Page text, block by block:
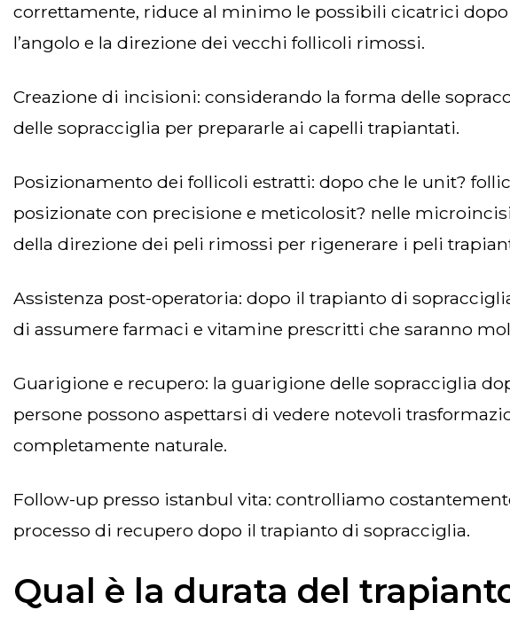
correttamente, riduce al minimo le possibili cicatrici
l’angolo e la direzione dei vecchi follicoli rimossi.
creazione di incisioni: considerando la forma delle sopracciglia desiderata dal paziente, i tecnici creano microincisioni precise nella zona
delle sopracciglia per prepararle ai capelli trapiantati.
posizionamento dei follicoli estratti: dopo che le unit? follicolari sono state rimosse dalla parte posteriore del cuoio capelluto, vengono
posizionate con precisione e meticolosit? nelle
della direzione dei peli rimossi per rigenerare i peli
assistenza post-operatoria: dopo il trapianto di sopracciglia, ai pazienti viene chiesto di seguire alcune linee guida e istruzioni sanitarie o
di assumere farmaci e vitamine prescritti che saranno
guarigione e recupero: la guarigione delle sopracciglia dopo il trapianto di sopracciglia è più rapida di quella dei capillari, quindi le
persone possono aspettarsi di vedere notevoli
completamente naturale.
follow-up presso istanbul vita: controlliamo costantemente i nostri pazienti per seguire i loro progressi e garantire loro un adeguato
processo di recupero dopo il trapianto di sopracciglia.
Qual è la durata del